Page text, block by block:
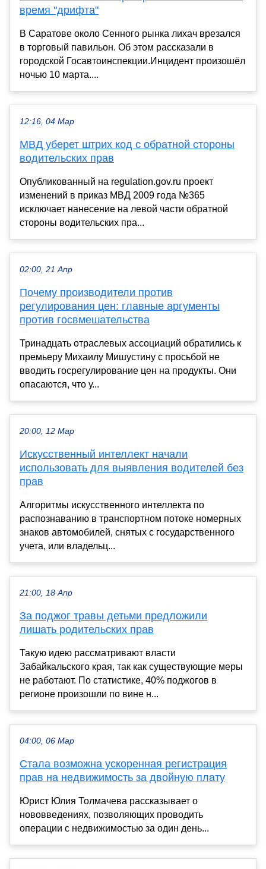
время "дрифта"
В Саратове около Сенного рынка лихач врезался
в торговый павильон. Об этом рассказали в
городской Госавтоинспекции.Инцидент произошёл
ночью 10 марта....
12:16, 04 Мар
МВД уберет штрих код с обратной стороны
водительских прав
Опубликованный на regulation.gov.ru проект
изменений в приказ МВД 2009 года №365
исключает нанесение на левой части обратной
стороны водительских пра...
02:00, 21 Апр
Почему производители против
регулирования цен: главные аргументы
против госвмешательства
Тринадцать отраслевых ассоциаций обратились к
премьеру Михаилу Мишустину с просьбой не
вводить госрегулирование цен на продукты. Они
опасаются, что у...
20:00, 12 Мар
Искусственный интеллект начали
использовать для выявления водителей без
прав
Алгоритмы искусственного интеллекта по
распознаванию в транспортном потоке номерных
знаков автомобилей, снятых с государственного
учета, или владельц...
21:00, 18 Апр
За поджог травы детьми предложили
лишать родительских прав
Такую идею рассматривают власти
Забайкальского края, так как существующие меры
не работают. По статистике, 40% поджогов в
регионе произошли по вине н...
04:00, 06 Мар
Стала возможна ускоренная регистрация
прав на недвижимость за двойную плату
Юрист Юлия Толмачева рассказывает о
нововведениях, позволяющих проводить
операции с недвижимостью за один день...